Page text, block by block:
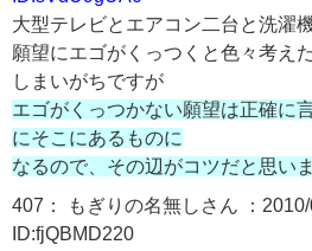
大型テレビとエアコン二台と洗濯
願望にエゴがくっつくと色々考え
しまいがちですが
エゴがくっつかない願望は正確に
にそこにあるものに
なるので、その辺がコツだと思いま
407： もぎりの名無しさん ：
ID:fjQBMD220